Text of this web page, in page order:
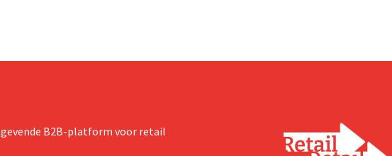
B2B-platform voor retail